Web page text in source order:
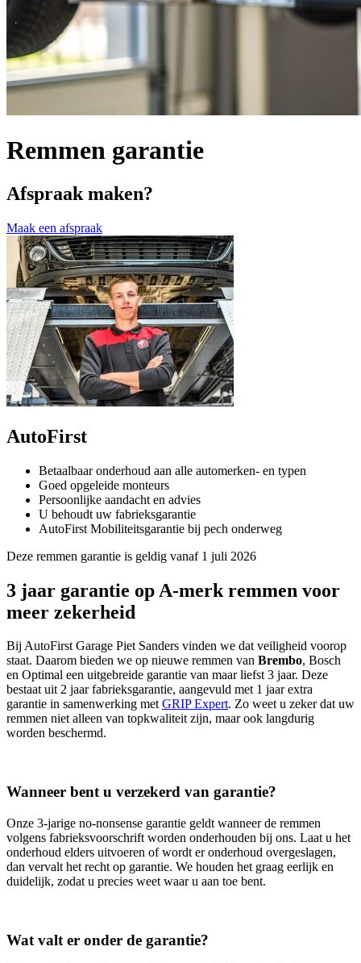
Remmen garantie
Afspraak maken?
Maak een afspraak
AutoFirst
Betaalbaar onderhoud aan alle automerken- en typen
Goed opgeleide monteurs
Persoonlijke aandacht en advies
U behoudt uw fabrieksgarantie
AutoFirst Mobiliteitsgarantie bij pech onderweg
Deze remmen garantie is geldig vanaf 1 juli 2026
3 jaar garantie op A-merk remmen voor
meer zekerheid
Bij AutoFirst Garage Piet Sanders vinden we dat veiligheid voorop
staat. Daarom bieden we op nieuwe remmen van Brembo, Bosch
en Optimal een uitgebreide garantie van maar liefst 3 jaar. Deze
bestaat uit 2 jaar fabrieksgarantie, aangevuld met 1 jaar extra
garantie in samenwerking metGRIP Expert. Zo weet u zeker dat uw
remmen niet alleen van topkwaliteit zijn, maar ook langdurig
worden beschermd.
Wanneer bent u verzekerd van garantie?
Onze 3‑jarige no‑nonsense garantie geldt wanneer de remmen
volgens fabrieksvoorschrift worden onderhouden bij ons. Laat u het
onderhoud elders uitvoeren of wordt er onderhoud overgeslagen,
dan vervalt het recht op garantie. We houden het graag eerlijk en
duidelijk, zodat u precies weet waar u aan toe bent.
Wat valt er onder de garantie?